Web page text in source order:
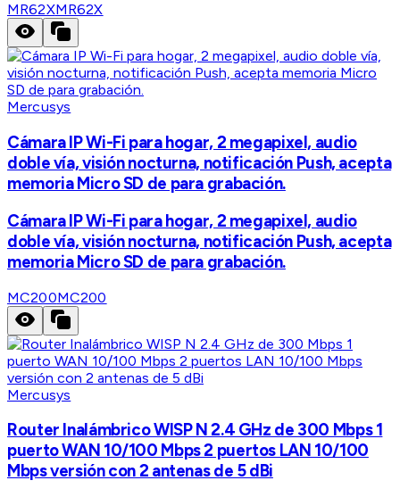
MR62XMR62X
Mercusys
Cámara IP Wi-Fi para hogar, 2 megapixel, audio
doble vía, visión nocturna, notificación Push, acepta
memoria Micro SD de para grabación.
Cámara IP Wi-Fi para hogar, 2 megapixel, audio
doble vía, visión nocturna, notificación Push, acepta
memoria Micro SD de para grabación.
MC200MC200
Mercusys
Router Inalámbrico WISP N 2.4 GHz de 300 Mbps 1
puerto WAN 10/100 Mbps 2 puertos LAN 10/100
Mbps versión con 2 antenas de 5 dBi